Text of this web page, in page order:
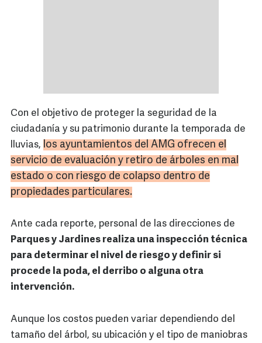
Con el objetivo de proteger la seguridad de la
ciudadanía y su patrimonio durante la temporada de
lluvias, los ayuntamientos del AMG ofrecen el
servicio de evaluación y retiro de árboles en mal
estado o con riesgo de colapso dentro de
propiedades particulares.
Ante cada reporte, personal de las direcciones de
Parques y Jardines realiza una inspección técnica
para determinar el nivel de riesgo y definir si
procede la poda, el derribo o alguna otra
intervención.
Aunque los costos pueden variar dependiendo del
tamaño del árbol, su ubicación y el tipo de maniobras